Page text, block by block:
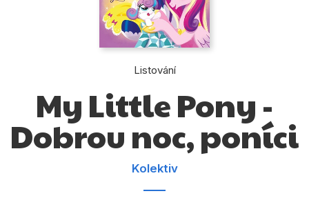
Tipy redakce
Beletrie pro děti
Beletrie pro dospělé
Dárkové publikace
Dárkové zboží
Hobby
Listování
My Little Pony -
Dobrou noc, poníci
Kolektiv